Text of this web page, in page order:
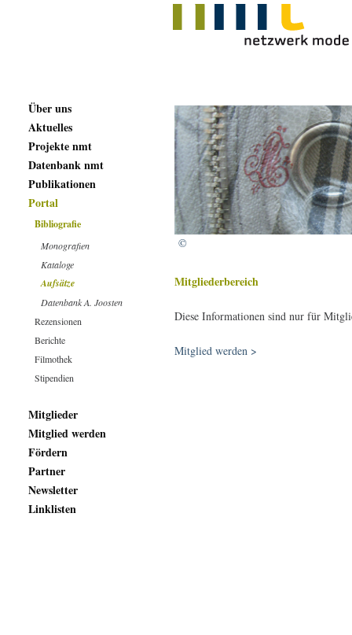
©
Mitgliederbereich
Diese Informationen sind nur für
Mitglied werden >
Über uns
Aktuelles
Projekte nmt
Datenbank nmt
Publikationen
Portal
Bibliografie
Monografien
Kataloge
Aufsätze
Datenbank A. Joosten
Rezensionen
Berichte
Filmothek
Stipendien
Mitglieder
Mitglied werden
Fördern
Partner
Newsletter
Linklisten